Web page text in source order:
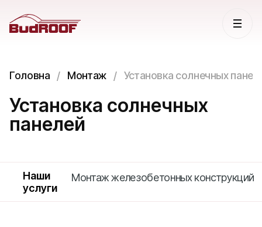
Головна Монтаж Установка солнечных
Установка солнечных
панелей
Наши
услуги
Монтаж железобетонных конструкций